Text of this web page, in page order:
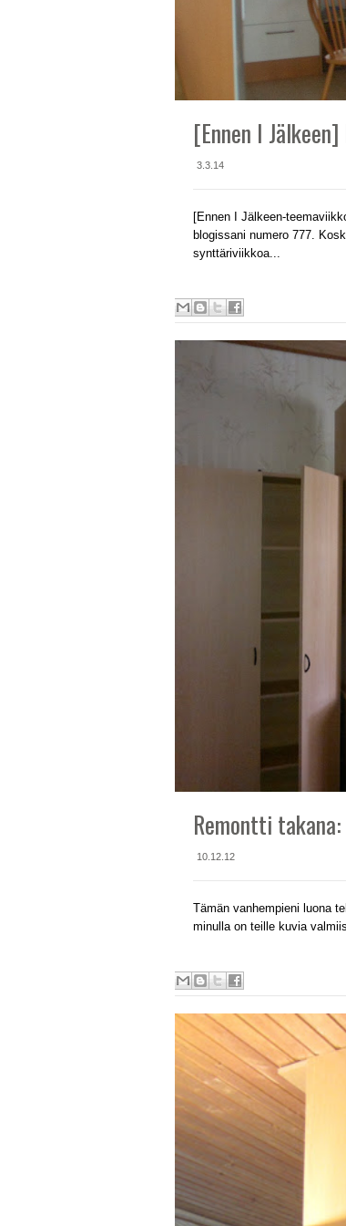
[Ennen I
3.3.14
[Ennen I Jälkeen-
blogissani numero 777.
synttäriviikkoa...
Remontti
10.12.12
Tämän vanhempieni luona
minulla on teille kuvia